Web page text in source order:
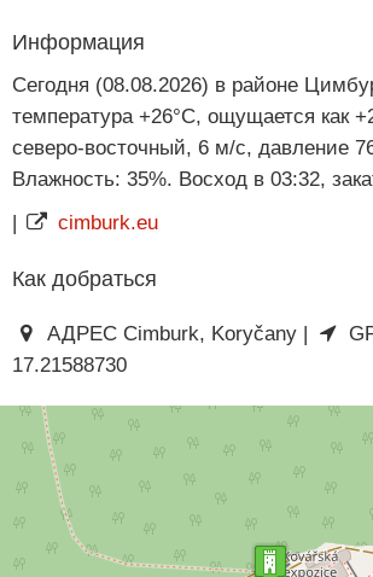
Информация
Сегодня (08.08.2026) в районе
температура +26°C, ощущается как
северо-восточный, 6 м/с, давление
Влажность: 35%. Восход в 03:32,
|
cimburk.eu
Как добраться
АДРЕС Cimburk, Koryčany |
17.21588730